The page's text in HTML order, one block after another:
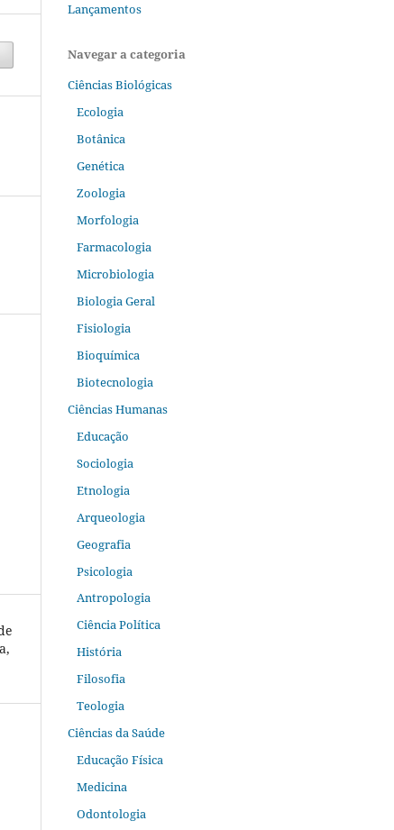
Lançamentos
Navegar a categoria
Ciências Biológicas
Ecologia
Botânica
Genética
Zoologia
Morfologia
Farmacologia
Microbiologia
Biologia Geral
Fisiologia
Bioquímica
Biotecnologia
Ciências Humanas
Educação
Sociologia
Etnologia
Arqueologia
Geografia
Psicologia
Antropologia
Ciência Política
História
Filosofia
Teologia
Ciências da Saúde
Educação Física
Medicina
Odontologia